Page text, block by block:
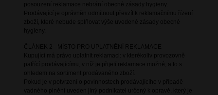
posouzení reklamace nebrání obecné zásady hygieny.
Prodávající je oprávněn odmítnout převzít k reklamačnímu řízení
zboží, které nebude splňovat výše uvedené zásady obecné
hygieny.
ČLÁNEK 2 - MÍSTO PRO UPLATNĚNÍ REKLAMACE
Kupující má právo uplatnit reklamaci: v kterékoliv provozovně
patřící prodávajícímu, v níž je přijetí reklamace možné, a to s
ohledem na sortiment prodávaného zboží.
Pokud je v potvrzení o povinnostech prodávajícího v případě
vadného plnění uveden jiný podnikatel určený k opravě, který je